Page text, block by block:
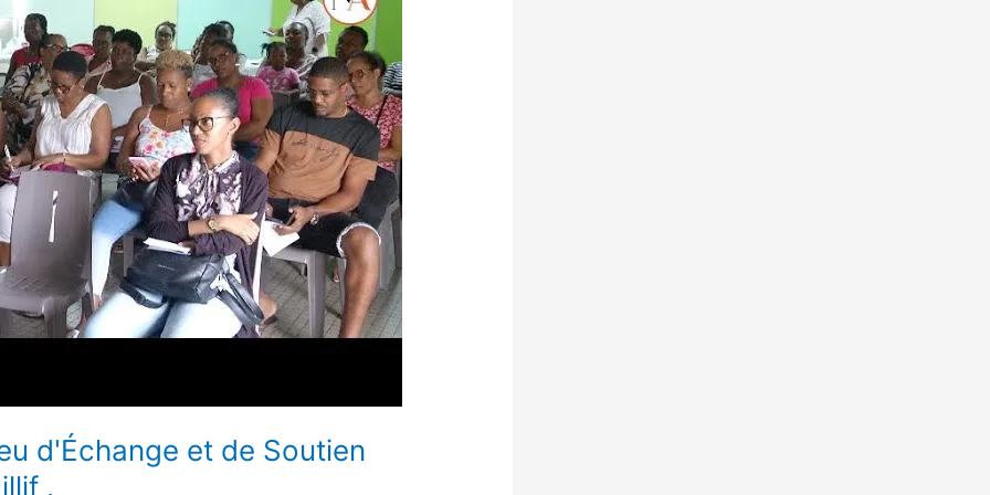
d'Échange et de Soutien
.